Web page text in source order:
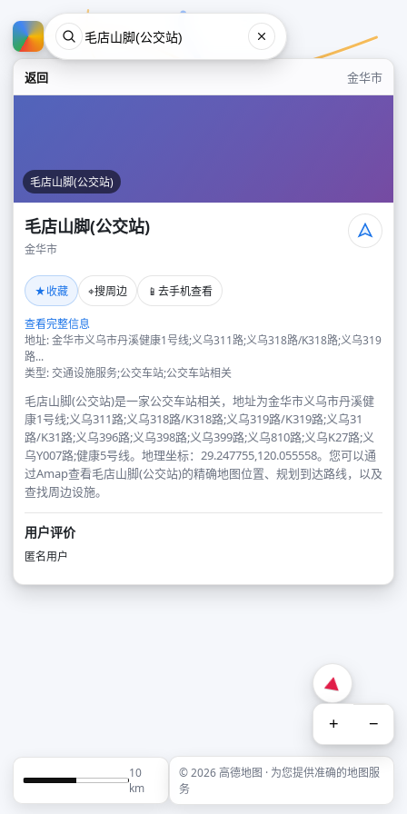
返回 金华市
毛店山脚(公交站)
毛店山脚(公交站)
金华市
★收藏 ⌖搜周边 📱 去手机查看
查看完整信息
地址: 金华市义乌市丹溪健康1号线;义乌311路;义乌318路/K318路;义乌319
路...
类型: 交通设施服务;公交车站;公交车站相关
毛店山脚(公交站)是一家公交车站相关，地址为金华市义乌市丹溪健
康1号线;义乌311路;义乌318路/K318路;义乌319路/K319路;义乌31
路/K31路;义乌396路;义乌398路;义乌399路;义乌810路;义乌K27路;义
乌Y007路;健康5号线。地理坐标：29.247755,120.055558。您可以通
过Amap查看毛店山脚(公交站)的精确地图位置、规划到达路线，以及
查找周边设施。
用户评价
匿名用户
+ −
10
km
© 2026 高德地图 · 为您提供准确的地图服
务